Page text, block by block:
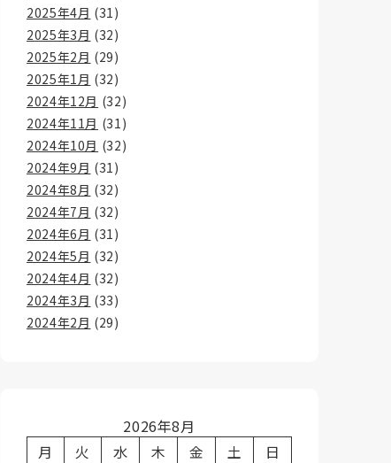
2025年4月 (31)
2025年3月 (32)
2025年2月 (29)
2025年1月 (32)
2024年12月 (32)
2024年11月 (31)
2024年10月 (32)
2024年9月 (31)
2024年8月 (32)
2024年7月 (32)
2024年6月 (31)
2024年5月 (32)
2024年4月 (32)
2024年3月 (33)
2024年2月 (29)
2026年8月
月
火 水 木 金 土
日